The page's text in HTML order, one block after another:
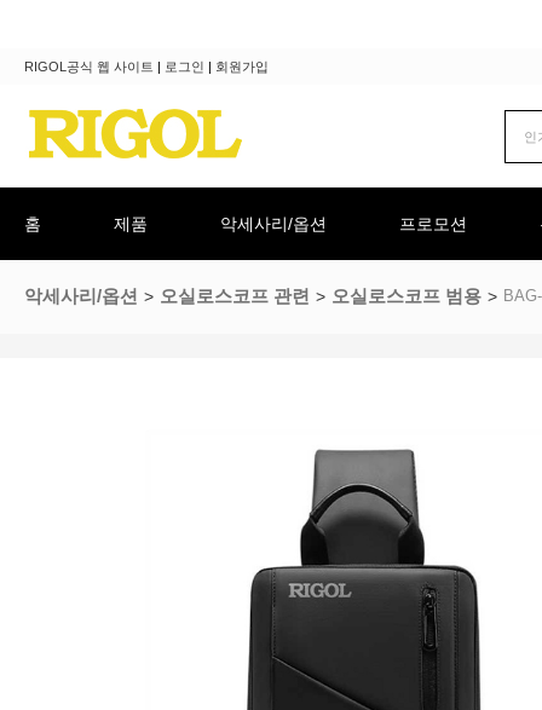
RIGOL공식 웹 사이트 | 로그인 | 회원가입
홈 제품 악세사리/옵션 프로모션
악세사리/옵션 오실로스코프 관련 오실로스코프 범용